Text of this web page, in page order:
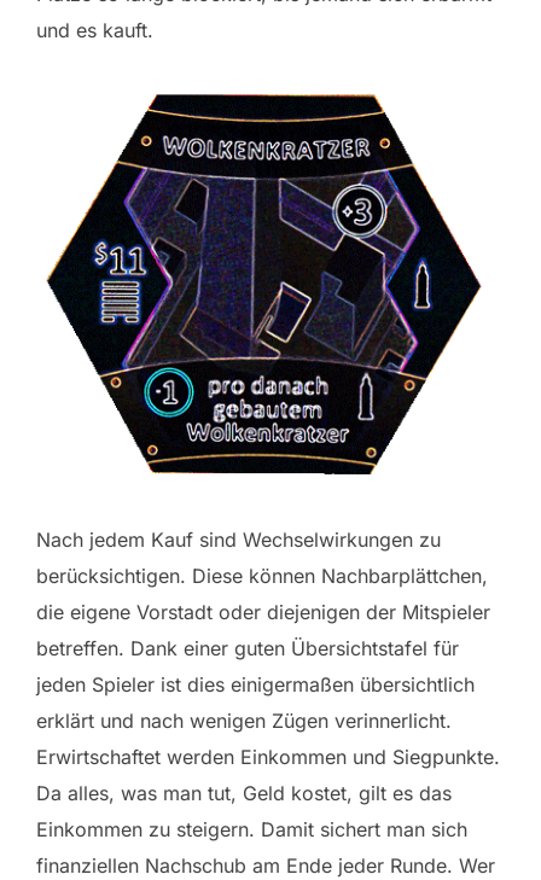
und es kauft.
Nach jedem Kauf sind Wechselwirkungen zu
berücksichtigen. Diese können Nachbarplättchen,
die eigene Vorstadt oder diejenigen der Mitspieler
betreffen. Dank einer guten Übersichtstafel für
jeden Spieler ist dies einigermaßen übersichtlich
erklärt und nach wenigen Zügen verinnerlicht.
Erwirtschaftet werden Einkommen und Siegpunkte.
Da alles, was man tut, Geld kostet, gilt es das
Einkommen zu steigern. Damit sichert man sich
finanziellen Nachschub am Ende jeder Runde. Wer